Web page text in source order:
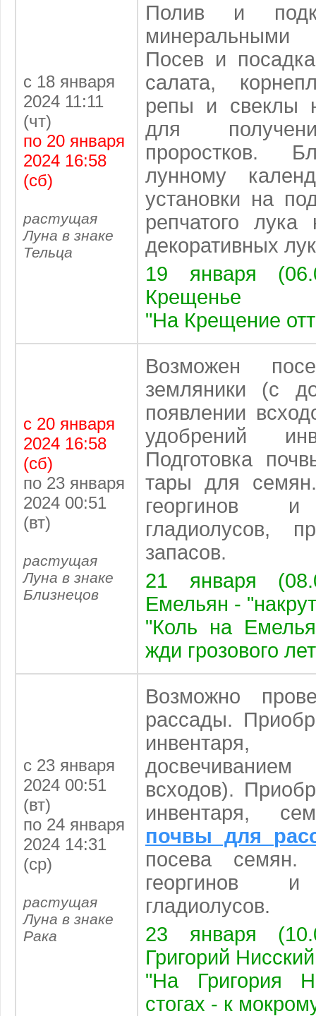
с 18 января
2024 11:11
(чт)
по 20 января
2024 16:58
(сб)
растущая
Луна в знаке
Тельца
Полив и
Посев и
салата,
репы и свеклы
для
проростков.
лунному
установки на
репчатого
декоративных
19 января
Крещенье
"На Крещение
с 20 января
2024 16:58
(сб)
по 23 января
2024 00:51
(вт)
растущая
Луна в знаке
Близнецов
Возможен
земляники (с
появлении
удобрений
Подготовка
тары для
георгинов и
гладиолусов,
запасов.
21 января
Емельян -
"Коль на
жди грозового
с 23 января
2024 00:51
(вт)
по 24 января
2024 14:31
(ср)
растущая
Луна в знаке
Рака
Возможно
рассады.
всходов).
инвентаря,
почвы для
посева семян.
георгинов и
гладиолусов.
23 января
Григорий Нисский
"На Григория
стогах - к